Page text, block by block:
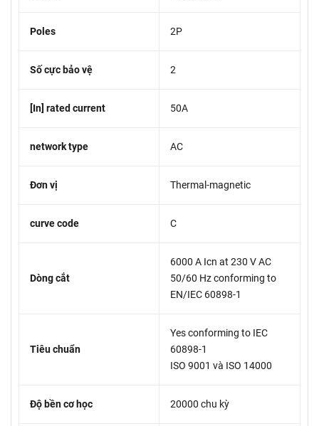
Poles 2P
Số cực bảo vệ 2
[In] rated current 50A
network type AC
Đơn vị Thermal-magnetic
curve code C
Dòng cắt
6000 A Icn at 230 V AC
50/60 Hz conforming to
EN/IEC 60898-1
Tiêu chuẩn
Yes conforming to IEC
60898-1
ISO 9001 và ISO 14000
Độ bền cơ học 20000 chu kỳ